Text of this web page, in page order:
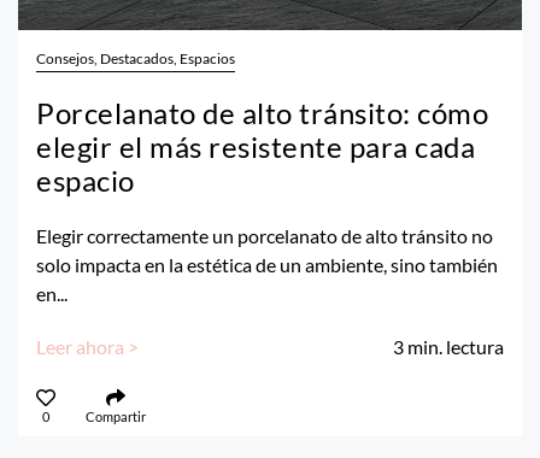
Consejos, Destacados, Espacios
Porcelanato de alto tránsito: cómo
elegir el más resistente para cada
espacio
Elegir correctamente un porcelanato de alto tránsito no
solo impacta en la estética de un ambiente, sino también
en...
Leer ahora > 3 min. lectura
0 Compartir